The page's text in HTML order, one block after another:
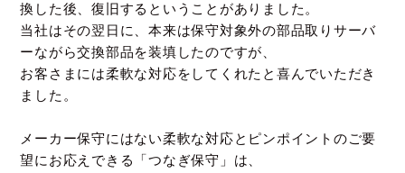
換した後、復旧するということがありました。
当社はその翌日に、本来は保守対象外の部品取りサーバ
ーながら交換部品を装填したのですが、
お客さまには柔軟な対応をしてくれたと喜んでいただき
ました。
メーカー保守にはない柔軟な対応とピンポイントのご要
望にお応えできる「つなぎ保守」は、